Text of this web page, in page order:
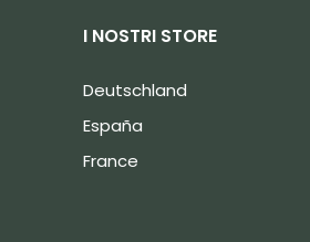
I NOSTRI STORE
Deutschland
España
France